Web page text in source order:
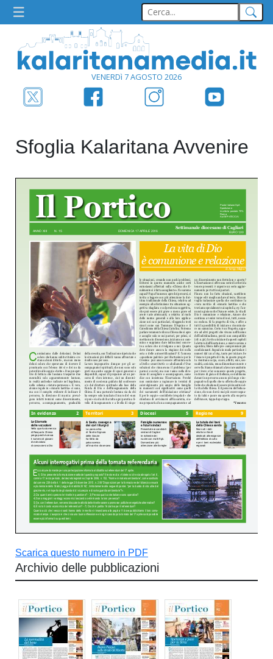
VENERDì 7 AGOSTO 2026
Sfoglia Kalaritana Avvenire
Scarica questo numero in PDF
Archivio delle pubblicazioni